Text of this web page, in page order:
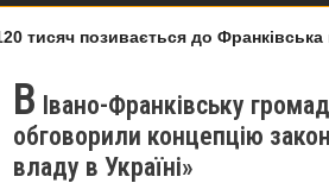
тисяч позивається до Франківська
В Івано-Франківську
обговорили концепцію
владу в Україні»